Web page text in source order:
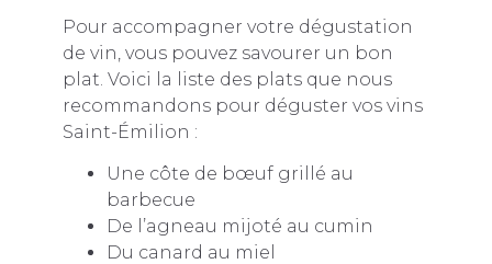
Pour accompagner votre dégustation
de vin, vous pouvez savourer un bon
plat. Voici la liste des plats que nous
recommandons pour déguster vos vins
Saint-Émilion :
Une côte de bœuf grillé au
barbecue
De l’agneau mijoté au cumin
Du canard au miel